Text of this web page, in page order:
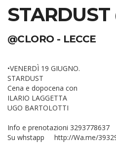
STARDUST
@CLORO - LECCE
•VENERDÌ 19 GIUGNO.
STARDUST
Cena e dopocena con
ILARIO LAGGETTA
UGO BARTOLOTTI
Info e prenotazioni 3293778637
Su whstapp http://Wa.me/